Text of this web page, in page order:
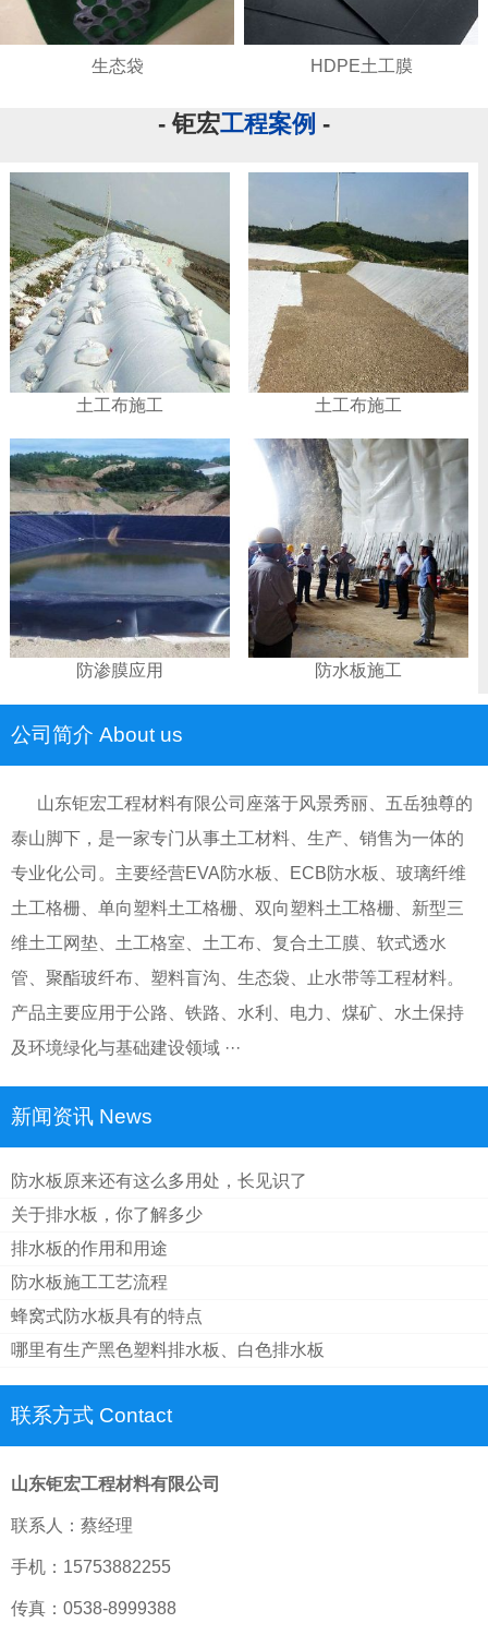
生态袋 HDPE土工膜
- 钜宏工程案例 -
土工布施工 土工布施工
防渗膜应用 防水板施工
公司简介 About us
山东钜宏工程材料有限公司座落于风景秀丽、五岳独尊的
泰山脚下，是一家专门从事土工材料、生产、销售为一体的
专业化公司。主要经营EVA防水板、ECB防水板、玻璃纤维
土工格栅、单向塑料土工格栅、双向塑料土工格栅、新型三
维土工网垫、土工格室、土工布、复合土工膜、软式透水
管、聚酯玻纤布、塑料盲沟、生态袋、止水带等工程材料。
产品主要应用于公路、铁路、水利、电力、煤矿、水土保持
及环境绿化与基础建设领域 ···
新闻资讯 News
防水板原来还有这么多用处，长见识了
关于排水板，你了解多少
排水板的作用和用途
防水板施工工艺流程
蜂窝式防水板具有的特点
哪里有生产黑色塑料排水板、白色排水板
联系方式 Contact
山东钜宏工程材料有限公司
联系人：蔡经理
手机：15753882255
传真：0538-8999388